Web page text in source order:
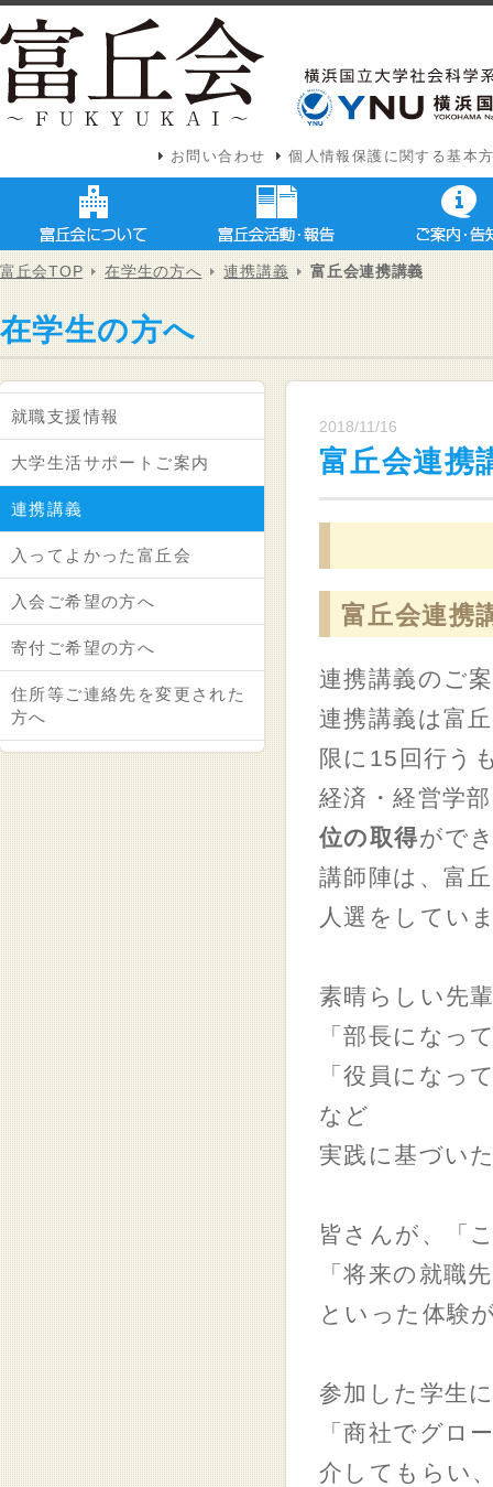
お問い合わせ 個人情報保護に関する基本
富丘会TOP 在学生の方へ 連携講義 富丘会連携講義
在学生の方へ
就職支援情報
大学生活サポートご案内
連携講義
入ってよかった富丘会
入会ご希望の方へ
寄付ご希望の方へ
住所等ご連絡先を変更された
方へ
2018/11/16
富丘会連携
富丘会連
連携講義のご
連携講義は富
限に15回行う
経済・経営学
位の取得がで
講師陣は、富
人選をしてい
素晴らしい先
「部長になっ
「役員になっ
など
実践に基づい
皆さんが、「
「将来の就職
といった体験
参加した学生
「商社でグロ
介してもらい